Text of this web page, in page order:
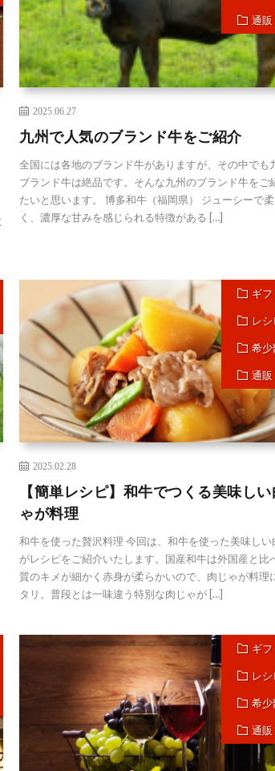
通販
2025.06.27
九州で人気のブランド牛をご紹介
全国には各地のブランド牛がありますが、その中でも
ブランド牛は絶品です。そんな九州のブランド牛をご
たいと思います。 博多和牛（福岡県） ジューシーで
く、濃厚な甘みを感じられる特徴がある […]
ギフ
レシ
希少
通販
2025.02.28
【簡単レシピ】和牛でつくる美味しい
ゃが料理
和牛を使った贅沢料理 今回は、和牛を使った美味しい
がレシピをご紹介いたします。国産和牛は外国産と比
質のキメが細かく赤身が柔らかいので、肉じゃが料理
タリ。普段とは一味違う特別な肉じゃが […]
ギフ
レシ
希少
通販